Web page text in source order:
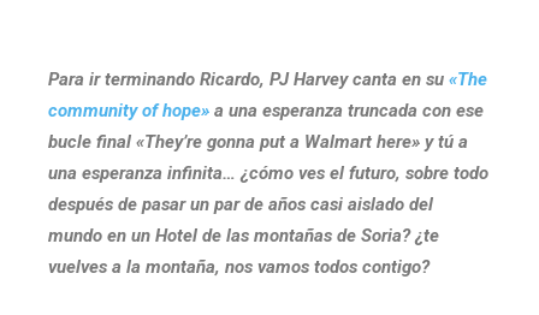
Para ir terminando Ricardo, PJ Harvey canta en su «The
community of hope» a una esperanza truncada con ese
bucle final «They’re gonna put a Walmart here» y tú a
una esperanza infinita… ¿cómo ves el futuro, sobre todo
después de pasar un par de años casi aislado del
mundo en un Hotel de las montañas de Soria? ¿te
vuelves a la montaña, nos vamos todos contigo?